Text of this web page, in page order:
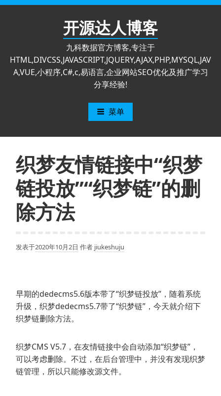
跳
开源达人博客
九科数据官方博客,专注于
HTML,DIVCSS,JAVASCRIPT,JQUERY,AJAX,PHP,MYSQL,JAV
A,VUE,小程序,C#,c,易语言,企业网站SEO优化及推广学习
分享经验!
菜单
织梦友情链接中“织梦
链投放”“织梦链”的删
除方法
发表于2020年10月2日 作者 jiukeshuju
早期的dedecms5.6版本带了“织梦链投放”，随着系统
升级，织梦dedecms5.7带了“织梦链”，今天就介绍下
织梦链删除方法。
织梦CMS V5.7，在友情链接中会自动添加“织梦链”，
可以考虑删除。不过，在后台管理中，并没有发现织梦
链管理，所以只能修改源文件。